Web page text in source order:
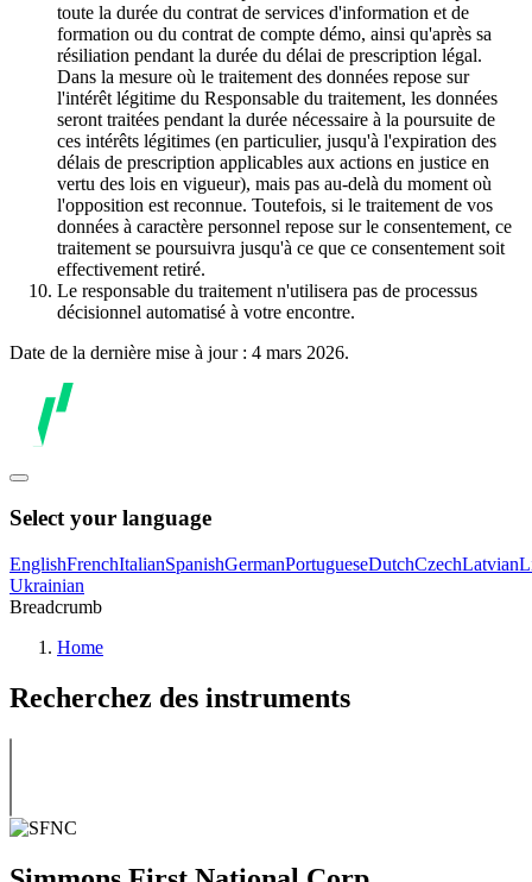
toute la durée du contrat de services d'information et de
formation ou du contrat de compte démo, ainsi qu'après sa
résiliation pendant la durée du délai de prescription légal.
Dans la mesure où le traitement des données repose sur
l'intérêt légitime du Responsable du traitement, les données
seront traitées pendant la durée nécessaire à la poursuite de
ces intérêts légitimes (en particulier, jusqu'à l'expiration des
délais de prescription applicables aux actions en justice en
vertu des lois en vigueur), mais pas au-delà du moment où
l'opposition est reconnue. Toutefois, si le traitement de vos
données à caractère personnel repose sur le consentement, ce
traitement se poursuivra jusqu'à ce que ce consentement soit
effectivement retiré.
Le responsable du traitement n'utilisera pas de processus
décisionnel automatisé à votre encontre.
Date de la dernière mise à jour : 4 mars 2026.
Select your language
EnglishFrenchItalianSpanishGermanPortugueseDutchCzechLatvian
Ukrainian
Breadcrumb
Home
Recherchez des instruments